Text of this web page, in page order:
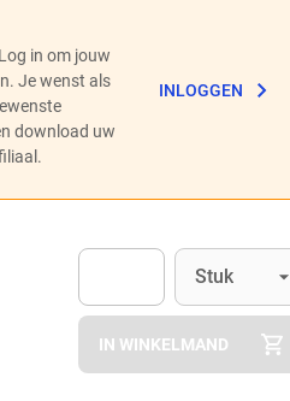
in om jouw
Je wenst als
download uw
INLOGGEN
Eenheid
Stuk
IN WINKELMAND